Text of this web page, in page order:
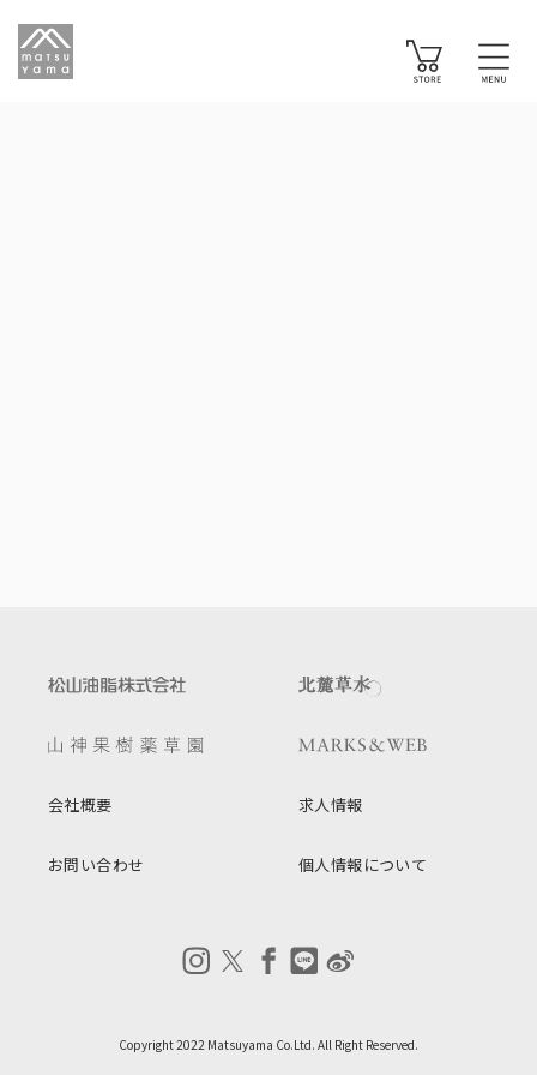
会社概要 求人情報
お問い合わせ 個人情報について
Copyright 2022 Matsuyama Co.Ltd. All Right Reserved.